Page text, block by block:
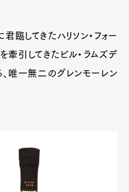
臨してきたハリソン・フォー
牽引してきたビル・ラムズデ
唯一無二のグレンモーレン